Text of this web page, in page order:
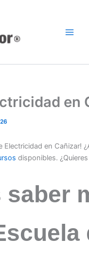
en
Electricidad en Cañizar!
disponibles.
saber